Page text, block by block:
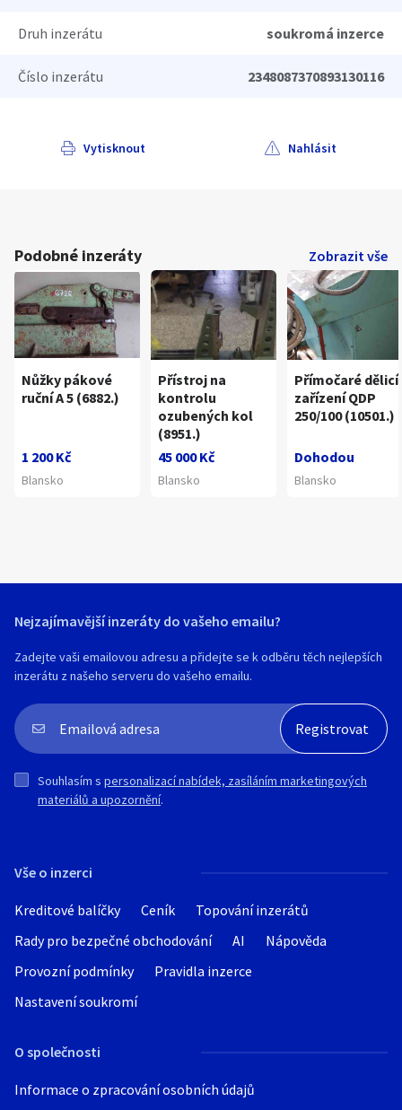
Druh inzerátu soukromá inzerce
Číslo inzerátu 2348087370893130116
Vytisknout Nahlásit
Podobné inzeráty Zobrazit vše
Nůžky pákové
ruční A 5 (6882.)
1 200 Kč
Blansko
Přístroj na
kontrolu
ozubených kol
(8951.)
45 000 Kč
Blansko
Přímočaré dělicí
zařízení QDP
250/100 (10501.)
Dohodou
Blansko
Vše o inzerci
Kreditové balíčky Ceník
Topování inzerátů
Rady pro bezpečné obchodování
AI
Nápověda
Provozní podmínky
Pravidla inzerce
Nastavení soukromí
O společnosti
Informace o zpracování osobních údajů
Nejzajímavější inzeráty do vašeho emailu?
Zadejte vaši emailovou adresu a přidejte se k odběru těch nejlepších
inzerátu z našeho serveru do vašeho emailu.
Souhlasím s personalizací nabídek, zasíláním marketingových
materiálů a upozornění.